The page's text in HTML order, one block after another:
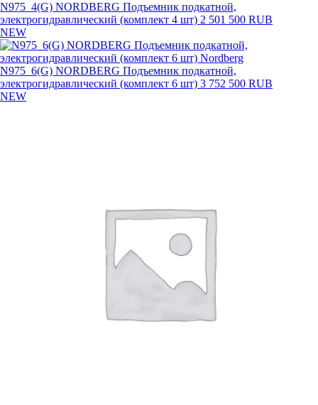
N975_4(G) NORDBERG Подъемник подкатной,
электрогидравлический (комплект 4 шт) 2 501 500 RUB
NEW
N975_6(G) NORDBERG Подъемник подкатной,
электрогидравлический (комплект 6 шт) 3 752 500 RUB
NEW